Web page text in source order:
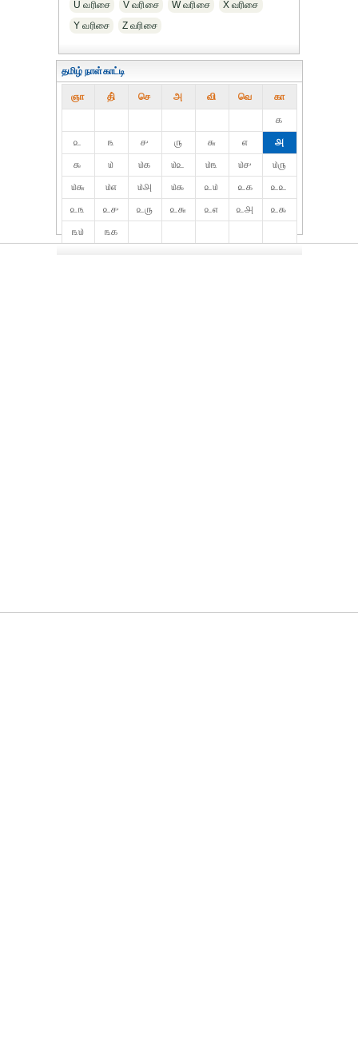
U வரிசை V வரிசை W வரிசை
X வரிசை
Y வரிசை
Z வரிசை
தமிழ் நாள்காட்டி
ஞா தி் செ அ வி வெ கா
௧
௨
௩ ௪ ௫ ௬ ௭
௮
௯
௰ ௰௧ ௰௨ ௰௩ ௰௪
௰௫
௰௬
௰௭ ௰௮ ௰௯ ௨௰ ௨௧
௨௨
௨௩
௨௪ ௨௫ ௨௬ ௨௭ ௨௮
௨௯
௩௰
௩௧